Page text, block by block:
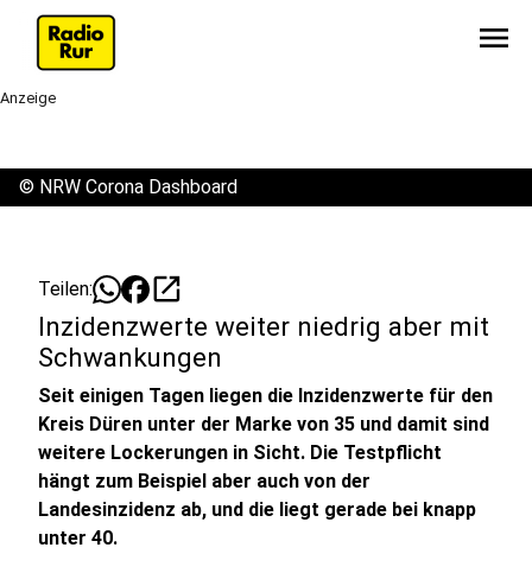
menu
Anzeige
© NRW Corona Dashboard
Teilen: open_in_new
Inzidenzwerte weiter niedrig aber mit
Schwankungen
Seit einigen Tagen liegen die Inzidenzwerte für den
Kreis Düren unter der Marke von 35 und damit sind
weitere Lockerungen in Sicht. Die Testpflicht
hängt zum Beispiel aber auch von der
Landesinzidenz ab, und die liegt gerade bei knapp
unter 40.